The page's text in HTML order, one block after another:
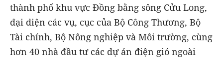
thành phố khu vực Đồng bằng sông Cửu Long,
đại diện các vụ, cục của Bộ Công Thương, Bộ
Tài chính, Bộ Nông nghiệp và Môi trường, cùng
hơn 40 nhà đầu tư các dự án điện gió ngoài